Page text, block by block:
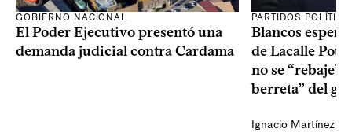
GOBIERNO NACIONAL
El Poder Ejecutivo presentó una
demanda judicial contra Cardama
PARTIDOS
Blancos
de Lacalle Pou
no se “rebaje”
berreta” del
Ignacio Martínez